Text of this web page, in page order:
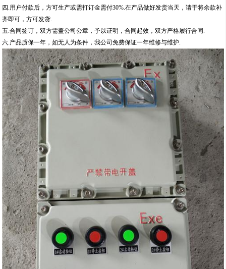
四.用户付款后，方可生产或需打订金需付30%.在产品做好发货当天，请于将余款补
齐即可，方可发货.
五.合同签订，双方需盖公司公章，予以证明，合同起效，双方严格履行合同.
六.产品质保一年，如无人为条件，我公司免费保证一年维修与维护.